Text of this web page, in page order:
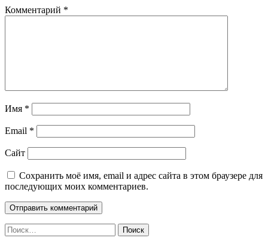
Комментарий *
Имя *
Email *
Сайт
Сохранить моё имя, email и адрес сайта в этом браузере для
последующих моих комментариев.
Найти: